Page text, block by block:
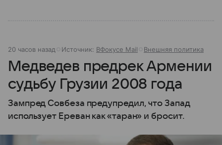
20 часов назад Источник: ВФокусе Mail Внешняя политика
Медведев предрек Армении
судьбу Грузии 2008 года
Зампред Совбеза предупредил, что Запад
использует Ереван как «таран» и бросит.